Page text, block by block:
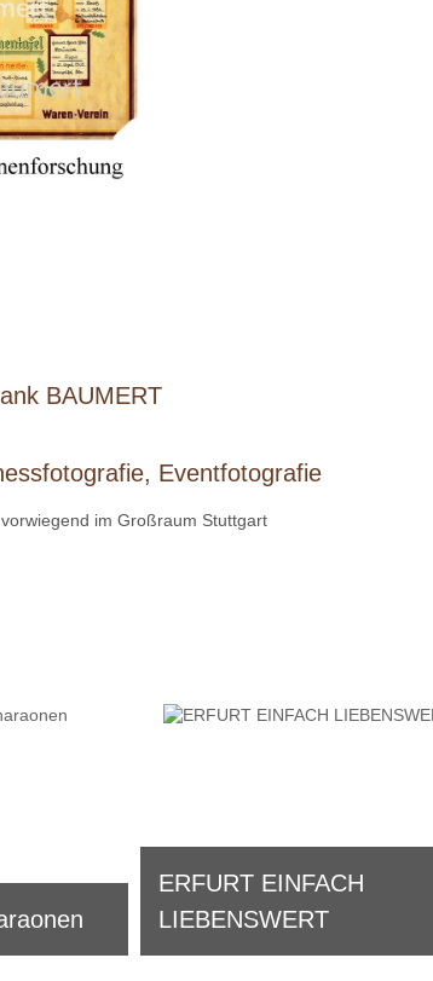
BAUMERT
Eventfotografie
vorwiegend im Großraum Stuttgart
ERFURT EINFACH
LIEBENSWERT